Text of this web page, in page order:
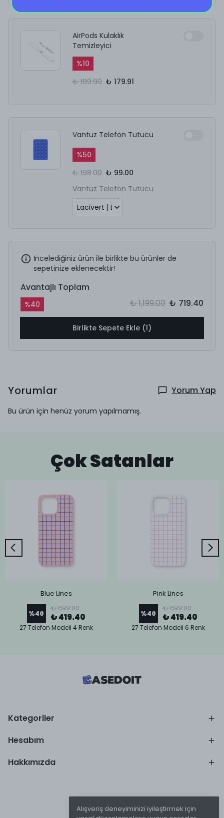
Alışveriş deneyiminizi iyileştirmek için
AirPods Kulaklık
Temizleyici
%10
₺ 199.90 ₺ 179.91
Vantuz Telefon Tutucu
%50
₺ 198.00 ₺ 99.00
Vantuz Telefon Tutucu
İncelediğiniz ürün ile birlikte bu ürünler de
sepetinize eklenecektir!
Avantajlı Toplam
%40 ₺ 1,199.00 ₺ 719.40
Birlikte Sepete Ekle (1)
Yorumlar Yorum Yap
Bu ürün için henüz yorum yapılmamış.
Çok Satanlar
Blue Lines
%40
₺ 699.00
₺ 419.40
27 Telefon Modeli 4 Renk
Pink Lines
%40
₺ 699.00
₺ 419.40
27 Telefon Modeli 6 Renk
Kategoriler
Hesabım
Hakkımızda